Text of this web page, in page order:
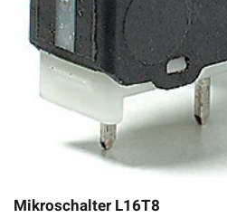
Mikroschalter L16T8